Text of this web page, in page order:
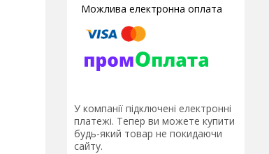
У компанії підключені електронні
платежі. Тепер ви можете купити
будь-який товар не покидаючи
сайту.